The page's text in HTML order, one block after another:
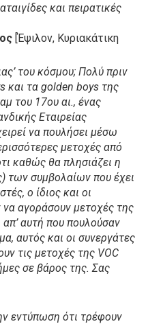
και πειρατικές
[Έψιλον, Κυριακάτικη
του κόσμου; Πολύ πριν
και τα golden boys της
του 17ου αι., ένας
Εταιρείας
να πουλήσει μέσω
μετοχές από
καθώς θα πλησιάζει η
των συμβολαίων που έχει
ο ίδιος και οι
αγοράσουν μετοχές της
αυτή που πουλούσαν
αυτός και οι συνεργάτες
τις μετοχές της VOC
σε βάρος της. Σας
εντύπωση ότι τρέφουν